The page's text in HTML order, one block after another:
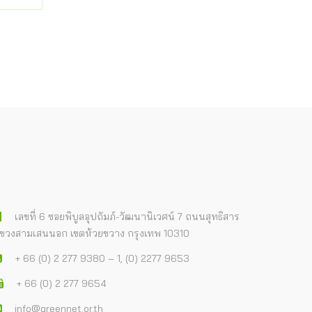
เลขที่ 6 ซอยพิบูลอุปถัมภ์-วัฒนานิเวศน์ 7 ถนนสุทธิสาร
วงสามเสนนอก เขตห้วยขวาง กรุงเทพ 10310
+ 66 (0) 2 277 9380 – 1, (0) 2277 9653
+ 66 (0) 2 277 9654
info@greennet.or.th